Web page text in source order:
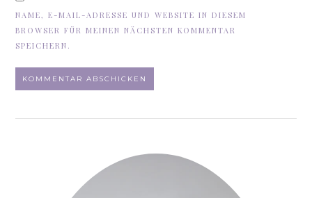
NAME, E-MAIL-ADRESSE UND WEBSITE IN DIESEM
BROWSER FÜR MEINEN NÄCHSTEN KOMMENTAR
SPEICHERN.